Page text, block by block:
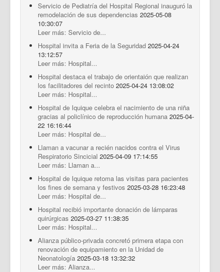
Servicio de Pediatría del Hospital Regional inauguró la
remodelación de sus dependencias 2025-05-08
10:30:07
Leer más: Servicio de...
Hospital invita a Feria de la Seguridad 2025-04-24
13:12:57
Leer más: Hospital...
Hospital destaca el trabajo de orientaión que realizan
los facilitadores del recinto 2025-04-24 13:08:02
Leer más: Hospital...
Hospital de Iquique celebra el nacimiento de una niña
gracias al policlínico de reproducción humana 2025-04-
22 16:16:44
Leer más: Hospital de...
Llaman a vacunar a recién nacidos contra el Virus
Respiratorio Sincicial 2025-04-09 17:14:55
Leer más: Llaman a...
Hospital de Iquique retoma las visitas para pacientes
los fines de semana y festivos 2025-03-28 16:23:48
Leer más: Hospital de...
Hospital recibió importante donación de lámparas
quirúrgicas 2025-03-27 11:38:35
Leer más: Hospital...
Alianza público-privada concretó primera etapa con
renovación de equipamiento en la Unidad de
Neonatología 2025-03-18 13:32:32
Leer más: Alianza...